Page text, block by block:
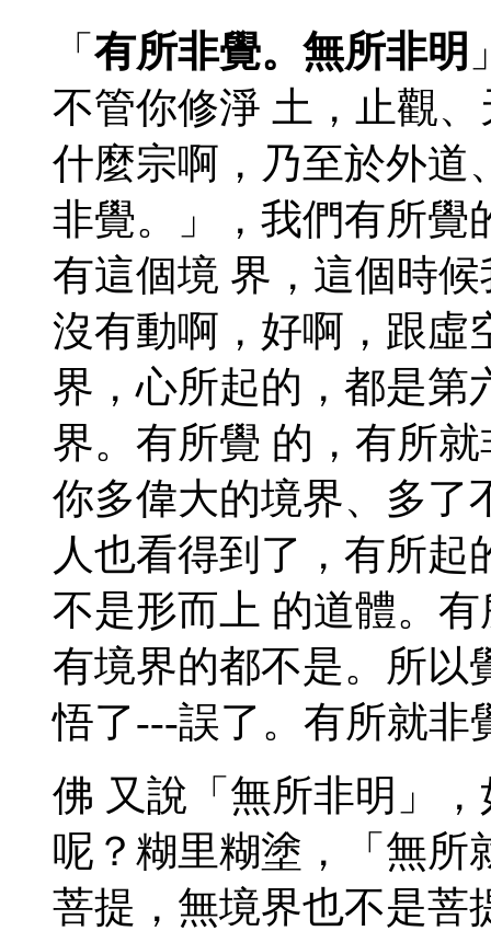
「 有所非覺。無所非明
不管你修淨 土，止觀
什麼宗啊，乃至於外道
非覺。」，我們有所覺
有這個境 界，這個時
沒有動啊，好啊，跟虛
界，心所起的，都是第
界。有所覺 的，有所
你多偉大的境界、多了
人也看得到了，有所
不是形而上 的道體。
有境界的都不是。所以
悟了---誤了。有所就非
佛 又說「無所非明」
呢？糊里糊塗，「無所
菩提，無境界也不是菩